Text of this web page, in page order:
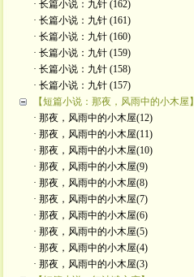
· 长篇小说：九针 (162)
· 长篇小说：九针 (161)
· 长篇小说：九针 (160)
· 长篇小说：九针 (159)
· 长篇小说：九针 (158)
· 长篇小说：九针 (157)
【短篇小说：那夜，风雨中的小木屋】
· 那夜，风雨中的小木屋(12)
· 那夜，风雨中的小木屋(11)
· 那夜，风雨中的小木屋(10)
· 那夜，风雨中的小木屋(9)
· 那夜，风雨中的小木屋(8)
· 那夜，风雨中的小木屋(7)
· 那夜，风雨中的小木屋(6)
· 那夜，风雨中的小木屋(5)
· 那夜，风雨中的小木屋(4)
· 那夜，风雨中的小木屋(3)